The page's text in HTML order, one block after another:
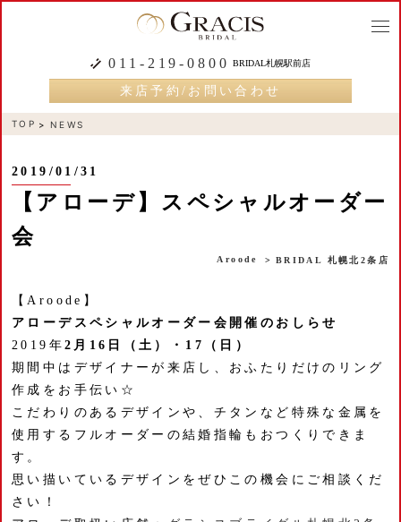
011-219-0800 BRIDAL札幌駅前店
来店予約/お問い合わせ
TOP NEWS
2019/01/31
【アローデ】スペシャルオーダー
会
Aroode BRIDAL 札幌北2条店
【Aroode】
アローデスペシャルオーダー会開催のおしらせ
2019年 2月16日（土）・17（日）
期間中はデザイナーが来店し、おふたりだけのリング
作成をお手伝い☆
こだわりのあるデザインや、チタンなど特殊な金属を
使用するフルオーダーの結婚指輪もおつくりできま
す。
思い描いているデザインをぜひこの機会にご相談くだ
さい！